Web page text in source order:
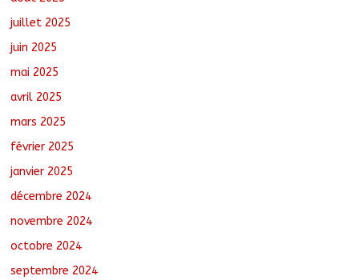
juillet 2025
juin 2025
mai 2025
avril 2025
mars 2025
février 2025
janvier 2025
décembre 2024
novembre 2024
octobre 2024
septembre 2024